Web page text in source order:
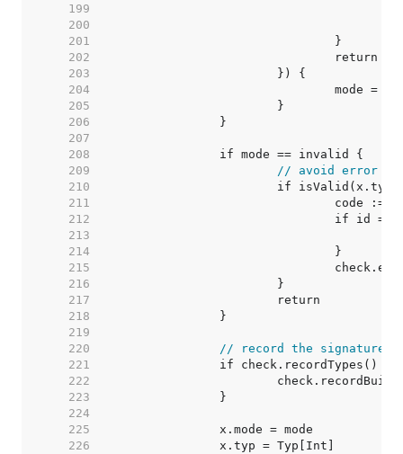
   199
   200
   201
   202
   203
   204
   205
   206
   207
   208
   209
// avoid error if
   210
   211
   212
   213
   214
   215
   216
   217
   218
   219
   220
// record the signature
   221
   222
   223
   224
   225
   226